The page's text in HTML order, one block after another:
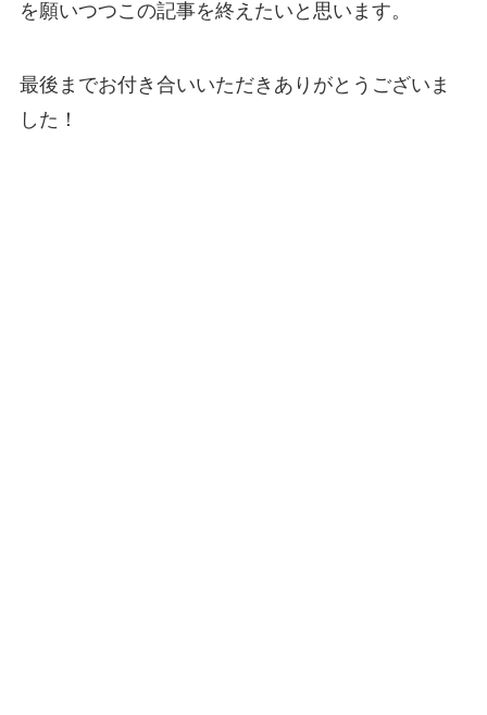
を願いつつこの記事を終えたいと思います。
最後までお付き合いいただきありがとうございま
した！